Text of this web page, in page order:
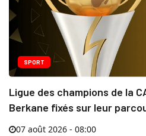
SPORT
Ligue des champions de la
Berkane fixés sur leur
07 août 2026 - 08:00